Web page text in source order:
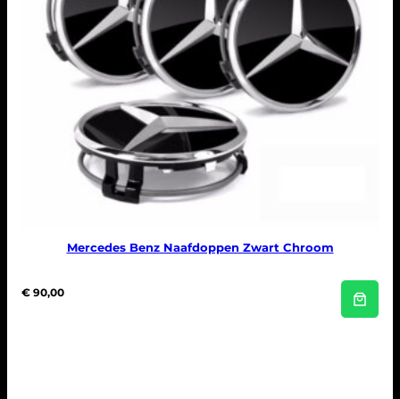
Mercedes Benz Naafdoppen Zwart Chroom
€ 90,00